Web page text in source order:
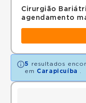
Cirurgião
agendamento
5 resultados
em Carapicuíba